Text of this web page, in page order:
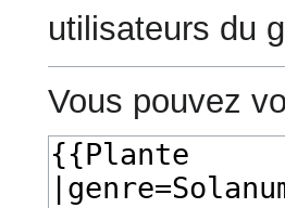
utilisateurs du
Vous pouvez